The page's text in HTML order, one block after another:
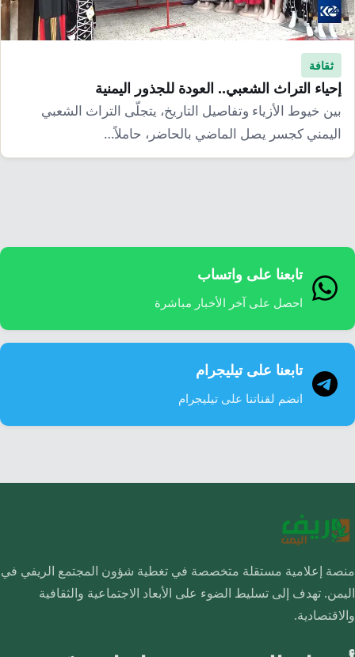
قضايا
معيشة
قصة
انفوجرافيك
تقارير صور
فيديو
ثقافة
إحياء التراث الشعبي.. العودة للجذور اليمنية
بين خيوط الأزياء وتفاصيل التاريخ، يتجلّى التراث الشعبي
اليمني كجسر يصل الماضي بالحاضر، حاملاً…
تابعنا على واتساب
احصل على آخر الأخبار مباشرة
تابعنا على تيليجرام
انضم لقناتنا على تيليجرام
منصة إعلامية مستقلة متخصصة في تغطية شؤون المجتمع الريفي في
اليمن. تهدف إلى تسليط الضوء على الأبعاد الاجتماعية والثقافية
والاقتصادية.